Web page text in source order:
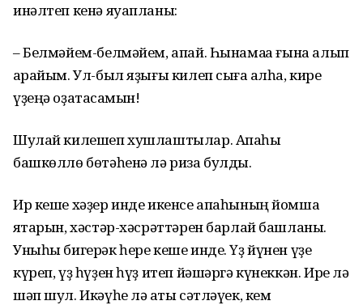
инәлтеп кенә яуапланы:
– Белмәйем-белмәйем, апай. Һынамаҡҡа ғына алып
ҡарайым. Ул-был яҙығы килеп сыға ҡалһа, кире
үҙеңә оҙатасаҡмын!
Шулай килешеп хушлаштылар. Апаһы
башкөллө бөтәһенә лә риза булды.
Ир кеше хәҙер инде икенсе апаһының йомшаҡ
яҡтарын, хәстәр-хәсрәттәрен барлай башланы.
Уныһы бигерәк һере кеше инде. Үҙ йүнен үҙе
күреп, үҙ һүҙен һүҙ итеп йәшәргә күнеккән. Ире лә
шәп шул. Икәүһе лә ҡаты сәтләүек, кем